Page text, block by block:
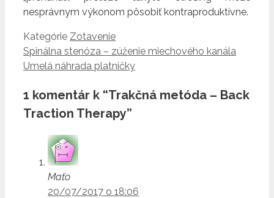
nesprávnym výkonom pôsobiť kontraproduktívne.
Kategórie Zotavenie
Spinálna stenóza – zúženie miechového kanála
Umelá náhrada platničky
1 komentár k “Trakčná metóda – Back
Traction Therapy”
Maťo
20/07/2017 o 18:06